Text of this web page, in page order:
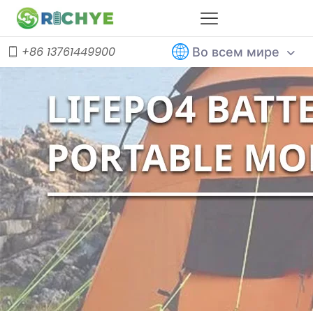
+86 13761449900 Во всем мире